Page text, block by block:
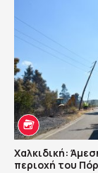
Χαλκιδική:
περιοχή του